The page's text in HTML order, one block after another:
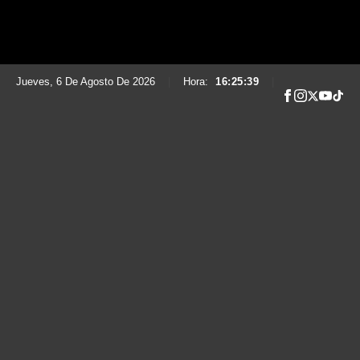
Jueves, 6 De Agosto De 2026 Hora: 16:25:40